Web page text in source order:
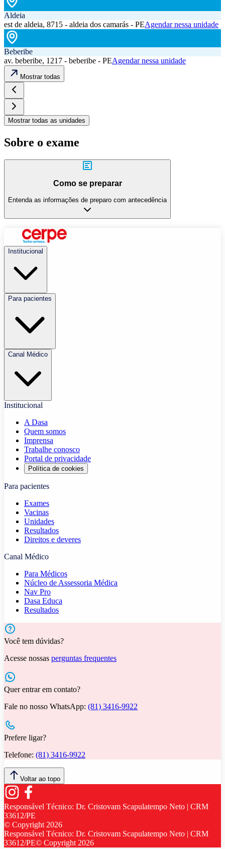
Aldeia
est de aldeia, 8715 - aldeia dos camarás - PEAgendar nessa unidade
Beberibe
av. beberibe, 1217 - beberibe - PEAgendar nessa unidade
Mostrar todas
Mostrar todas as unidades
Sobre o exame
Como se preparar
Entenda as informações de preparo com antecedência
Institucional
Para pacientes
Canal Médico
Institucional
A Dasa
Quem somos
Imprensa
Trabalhe conosco
Portal de privacidade
Política de cookies
Para pacientes
Exames
Vacinas
Unidades
Resultados
Direitos e deveres
Canal Médico
Para Médicos
Núcleo de Assessoria Médica
Nav Pro
Dasa Educa
Resultados
Você tem dúvidas?
Acesse nossas perguntas frequentes
Quer entrar em contato?
Fale no nosso WhatsApp: (81) 3416-9922
Prefere ligar?
Telefone: (81) 3416-9922
Voltar ao topo
Responsável Técnico: Dr. Cristovam Scapulatempo Neto | CRM
33612/PE
© Copyright2026
Responsável Técnico: Dr. Cristovam Scapulatempo Neto | CRM
33612/PE© Copyright2026